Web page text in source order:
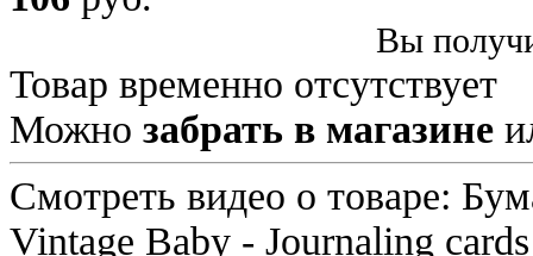
Вы
Товар временно отсутствует
Можно забрать в магазине
Смотреть видео о товаре:
Vintage Baby - Journaling